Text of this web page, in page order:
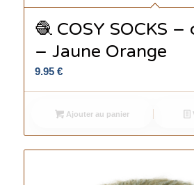
🧶 COSY SOCKS –
– Jaune Orange
9.95 €
Ajouter au panier